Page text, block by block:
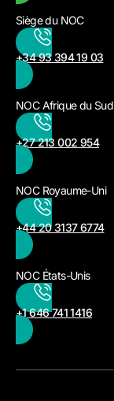
Siège du NOC
+34 93 394 19 03
NOC Afrique du Sud
+27 213 002 954
NOC Royaume-Uni
+44 20 3137 6774
NOC États-Unis
+1 646 741 1416